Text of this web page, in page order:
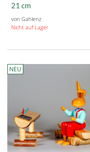
21 cm
von Gahlenz
Nicht auf Lager
NEU